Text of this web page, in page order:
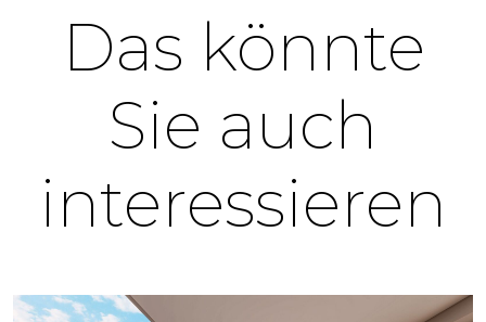
Das könnte
Sie auch
interessieren